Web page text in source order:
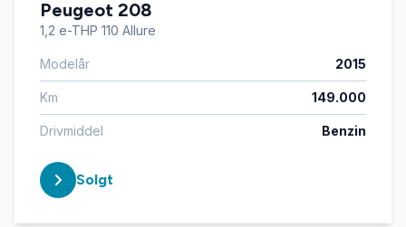
Peugeot 208
1,2 e-THP 110 Allure
Modelår 2015
Km 149.000
Drivmiddel Benzin
Solgt